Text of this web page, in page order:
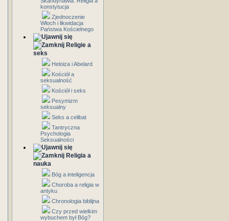
konstytucja
Zjednoczenie
Włoch i likwidacja
Państwa Kościelnego
Religie a
seks
Heloiza i Abelard
Kościół a
seksualność
Kościół i seks
Pesymizm
seksualny
Seks a celibat
Tantryczna
Psychologia
Seksualności
Religia a
nauka
Bóg a inteligencja
Choroba a religia w
antyku
Chronologia biblijna
Czy przed wielkim
wybuchem był Bóg?